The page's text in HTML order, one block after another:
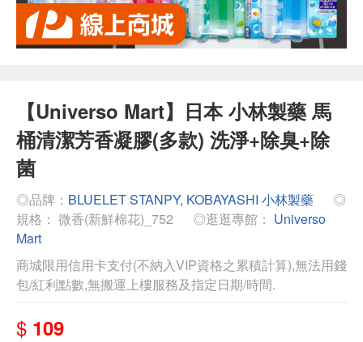
【Universo Mart】日本 小林製藥 馬
桶清潔芳香凝膠(多款) 洗淨+除臭+除
菌
◎品牌： BLUELET STANPY, KOBAYASHI 小林製藥
◎
規格： 微香(新鮮棉花)_752
◎逛逛專館： Universo
Mart
商城限用信用卡支付(不納入VIP資格之累積計算),無法用錢
包/紅利點數,無搬運上樓服務及指定日期/時間.
$ 109